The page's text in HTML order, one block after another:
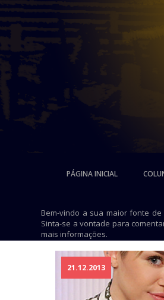
PÁGINA INICIAL
Bem-vindo a sua maior fonte
Sinta-se a vontade para
mais informações.
21.12.2013